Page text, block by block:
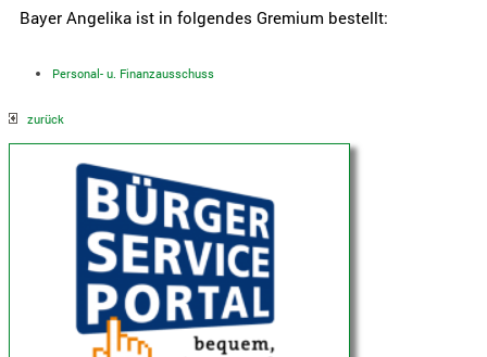
Bayer Angelika ist in folgendes Gremium bestellt:
Personal- u. Finanzausschuss
zurück